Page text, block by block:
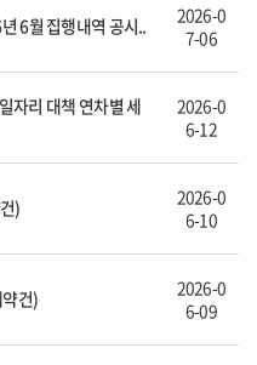
6월 집행내역 공시..
2026-0
7-06
자리 대책 연차별 세
2026-0
6-12
)
2026-0
6-10
건)
2026-0
6-09